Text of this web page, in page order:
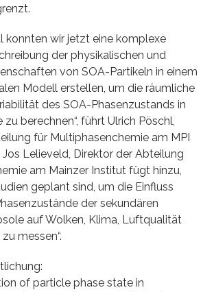
konnten wir jetzt eine komplexe
der physikalischen und
von SOA-Partikeln in einem
Modell erstellen, um die räumliche
des SOA-Phasenzustands in
berechnen“, führt Ulrich Pöschl,
für Multiphasenchemie am MPI
Jos Lelieveld, Direktor der Abteilung
am Mainzer Institut fügt hinzu,
geplant sind, um die Einfluss
der sekundären
auf Wolken, Klima, Luftqualität
messen“.
of particle phase state in